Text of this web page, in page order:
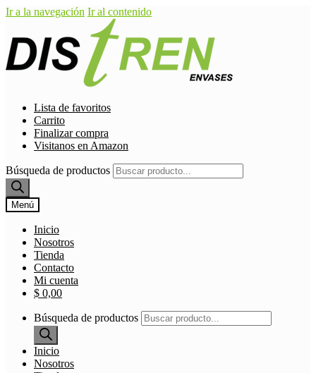
Ir a la navegación Ir al contenido
Lista de favoritos
Carrito
Finalizar compra
Visitanos en Amazon
Búsqueda de productos
Menú
Inicio
Nosotros
Tienda
Contacto
Mi cuenta
$ 0,00
Búsqueda de productos
Inicio
Nosotros